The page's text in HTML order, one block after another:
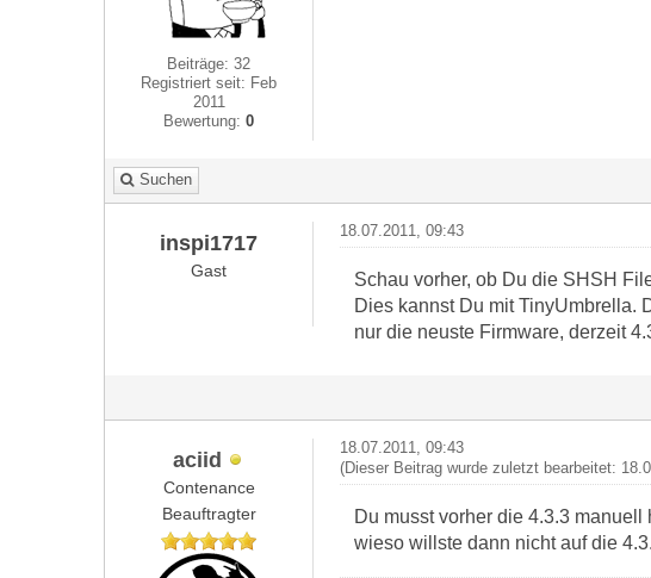
Beiträge: 32
Registriert seit: Feb
2011
Bewertung:0
Suchen
inspi1717
Gast
18.07.2011, 09:43
Schau vorher, ob Du die SHSH
Dies kannst Du mit TinyUmbrella.
nur die neuste Firmware, derzeit
aciid
Contenance
Beauftragter
18.07.2011, 09:43
(Dieser Beitrag wurde zuletzt bearbeitet:
Du musst vorher die 4.3.3
wieso willste dann nicht auf die